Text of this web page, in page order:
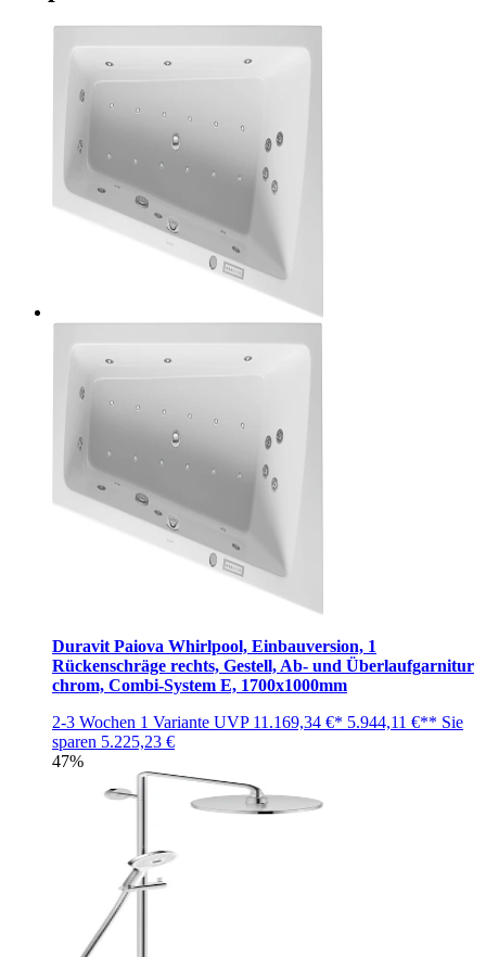
Duravit Paiova Whirlpool, Einbauversion, 1
Rückenschräge rechts, Gestell, Ab- und Überlaufgarnitur
chrom, Combi-System E, 1700x1000mm
2-3 Wochen 1 Variante UVP 11.169,34 €* 5.944,11 €** Sie
sparen 5.225,23 €
47%